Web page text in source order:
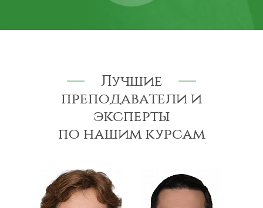
Лучшие
преподаватели и
эксперты
по нашим курсам